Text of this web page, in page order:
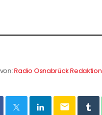
Radio Osnabrück Redaktion
email